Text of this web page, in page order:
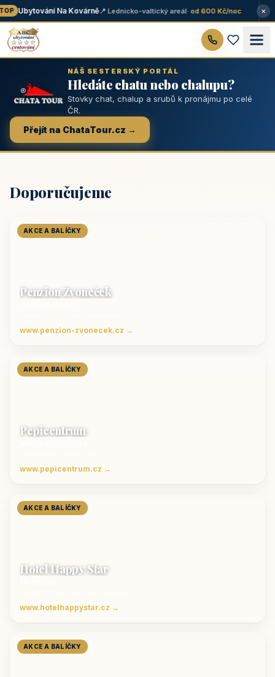
Ubytování Na Kovárně📍 Lednicko-valtický areál· od 600 Kč/noc ×
NÁŠ SESTERSKÝ PORTÁL
Hledáte chatu nebo chalupu?
Stovky chat, chalup a srubů k pronájmu po celé
ČR.
Přejít na ChataTour.cz →
Doporučujeme
AKCE A BALÍČKY
Penzion Zvoneček
www.penzion-zvonecek.cz →
AKCE A BALÍČKY
Pepicentrum
www.pepicentrum.cz →
AKCE A BALÍČKY
Hotel Happy Star
www.hotelhappystar.cz →
AKCE A BALÍČKY